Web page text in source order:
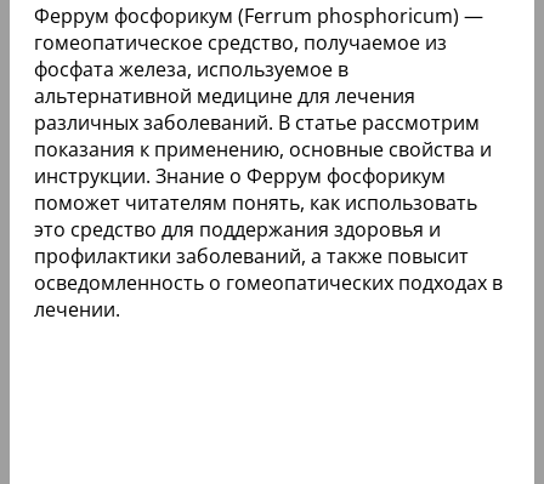
Феррум фосфорикум (Ferrum phosphoricum) —
гомеопатическое средство, получаемое из
фосфата железа, используемое в
альтернативной медицине для лечения
различных заболеваний. В статье рассмотрим
показания к применению, основные свойства и
инструкции. Знание о Феррум фосфорикум
поможет читателям понять, как использовать
это средство для поддержания здоровья и
профилактики заболеваний, а также повысит
осведомленность о гомеопатических подходах в
лечении.